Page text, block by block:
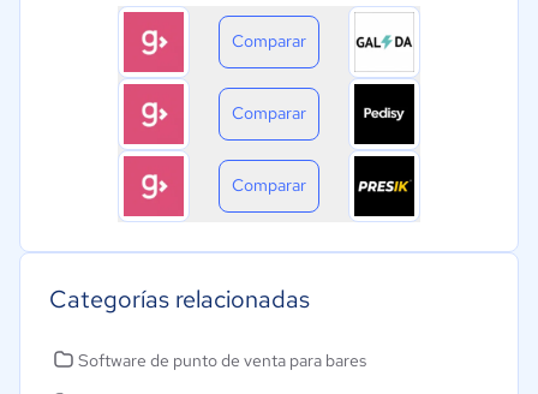
Comparar
Comparar
Comparar
Categorías relacionadas
Software de punto de venta para bares